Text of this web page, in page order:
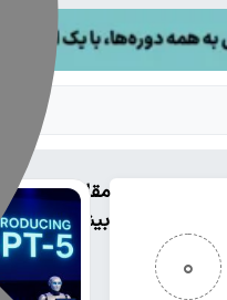
0
مقالات
بیشتر